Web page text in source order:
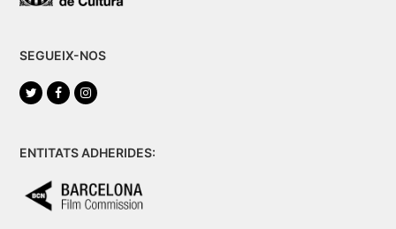
SEGUEIX-NOS
TwitterFacebookInstagram
ENTITATS ADHERIDES: